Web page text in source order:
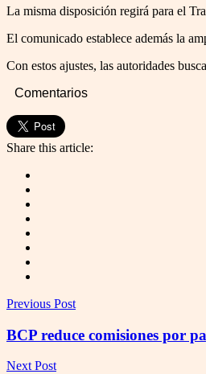
La misma disposición regirá para el
El comunicado establece además la
Con estos ajustes, las autoridades
Comentarios
Share this article:
Previous Post
BCP reduce comisiones por
Next Post